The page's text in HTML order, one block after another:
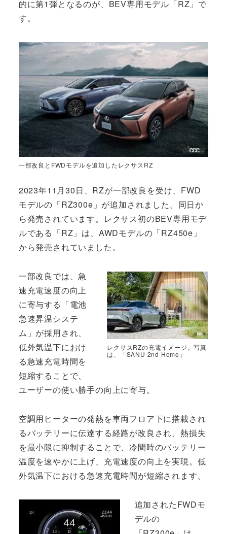
的に第1弾となるのが、BEV専用モデル「RZ」で
す。
一部改良とFWDモデルを追加したレクサスRZ
2023年11月30日、RZが一部改良を受け、FWD
モデルの「RZ300e」が追加されました。同日か
ら発売されています。レクサス初のBEV専用モデ
ルである「RZ」は、AWDモデルの「RZ450e」
から発売されていました。
レクサスRZの充電イメージ。写真
は、「SANU 2nd Home」
一部改良では、急
速充電速度の向上
に寄与する「電池
急速昇温システ
ム」が採用され、
低外気温下におけ
る急速充電時間を
短縮することで、
ユーザーの使い勝手の向上に寄与。
空調用ヒーターの発熱を車両フロア下に搭載され
るバッテリーに伝達する経路が改良され、熱損失
を最小限に抑制することで、冷間時のバッテリー
温度を速やかに上げ、充電速度の向上を実現。低
外気温下における急速充電時間が短縮されます。
追加されたFWDモ
デルの